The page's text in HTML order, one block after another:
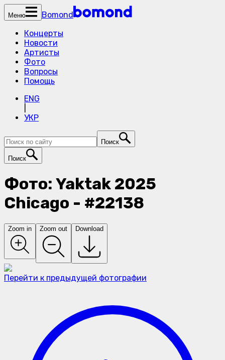
Меню
Bomond
Концерты
Новости
Артисты
Фото
Вопросы
Помощь
ENG
УКР
Поиск
Поиск
Фото: Yaktak 2025
Chicago - #22138
Zoom in Zoom out Download
Перейти к предыдущей фотографии